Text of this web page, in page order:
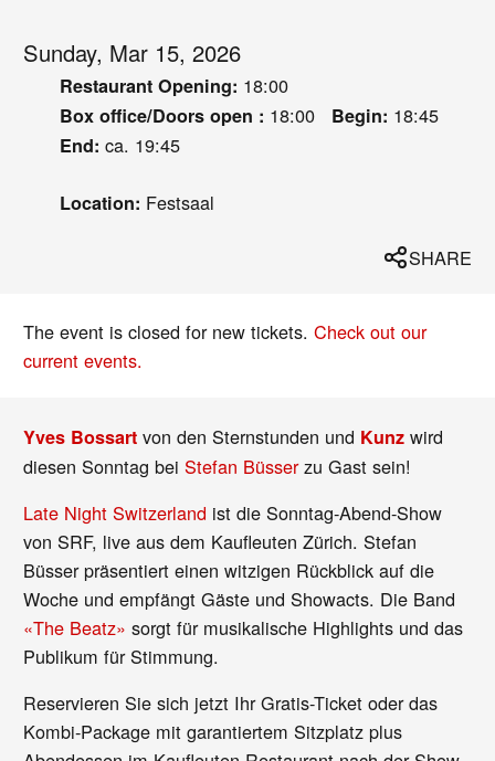
Sunday, Mar 15, 2026
Restaurant Opening: 18:00
Box office/Doors open : 18:00 Begin: 18:45
End: ca. 19:45
Location: Festsaal
SHARE
The event is closed for new tickets.Check out our
current events.
Yves Bossart von den Sternstunden und Kunz wird
diesen Sonntag beiStefan Büsserzu Gast sein!
Late Night Switzerland ist die Sonntag-Abend-Show
von SRF, live aus dem Kaufleuten Zürich. Stefan
Büsser präsentiert einen witzigen Rückblick auf die
Woche und empfängt Gäste und Showacts. Die Band
«The Beatz» sorgt für musikalische Highlights und das
Publikum für Stimmung.
Reservieren Sie sich jetzt Ihr Gratis-Ticket oder das
Kombi-Package mit garantiertem Sitzplatz plus